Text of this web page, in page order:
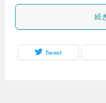
続
Tweet